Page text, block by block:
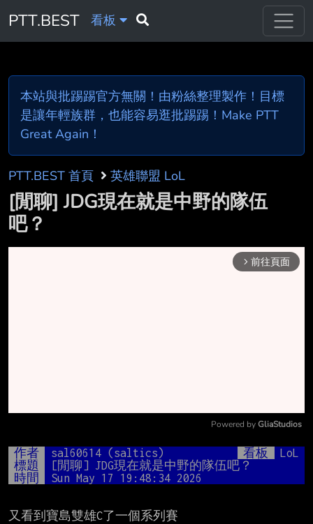
PTT.BEST 看板
本站與批踢踢官方無關！由粉絲整理製作！目標
是讓年輕族群，也能容易逛批踢踢！Make PTT
Great Again！
PTT.BEST 首頁 英雄聯盟 LoL
[閒聊] JDG現在就是中野的隊伍
吧？
arrow_forward_ios 前往頁面
Mute
Powered by GliaStudios
作者 sal60614 (saltics) 看板
LoL
標題
[閒聊] JDG現在就是中野的隊伍吧？
時間
Sun May 17 19:48:34 2026
又看到寶島雙雄C了一個系列賽